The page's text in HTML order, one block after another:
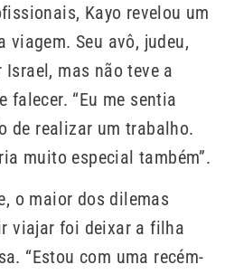
Kayo revelou um
viagem. Seu avô, judeu,
Israel, mas não teve a
falecer. “Eu me sentia
de realizar um trabalho.
muito especial também”.
o maior dos dilemas
viajar foi deixar a filha
“Estou com uma recém-